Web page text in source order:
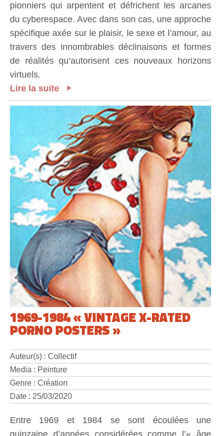
pionniers qui arpentent et défrichent les arcanes
du cyberespace. Avec dans son cas, une approche
spécifique axée sur le plaisir, le sexe et l’amour, au
travers des innombrables déclinaisons et formes
de réalités qu’autorisent ces nouveaux horizons
virtuels.
Lire la suite
1969-1984 « VINTAGE X-RATED
PORNO POSTERS »
Auteur(s) : Collectif
Media : Peinture
Genre : Création
Date : 25/03/2020
Entre 1969 et 1984 se sont écoulées une